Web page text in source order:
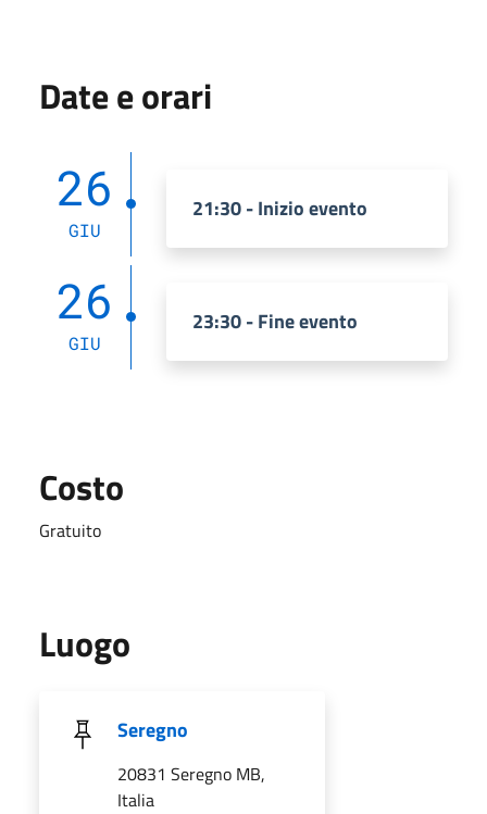
Date e orari
26
GIU
21:30 - Inizio evento
26
GIU
23:30 - Fine evento
Costo
Gratuito
Luogo
Seregno
20831 Seregno MB,
Italia